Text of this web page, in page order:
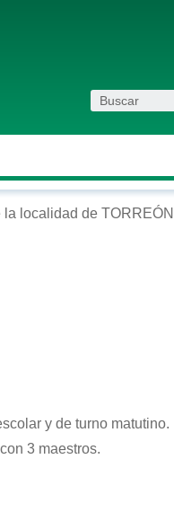
la localidad de TORREÓN
y de turno matutino.
3 maestros.